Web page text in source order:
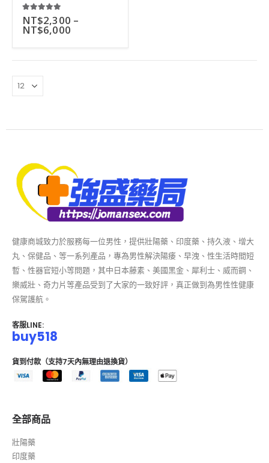
5.00 out of 5
NT$2,300 –
NT$6,000
健康商城致力於服務每一位男性，提供壯陽藥、印度藥、持久液、增大
丸、保健品、等一系列產品，專為男性解決陽痿、早洩、性生活時間短
暫、性器官短小等問題，其中日本藤素、美國黑金、犀利士、威而鋼、
樂威壯、奇力片等產品受到了大家的一致好評，真正做到為男性性健康
保駕護航。
客服LINE:
buy518
貨到付款（支持7天內無理由退換貨）
全部商品
壯陽藥
印度藥